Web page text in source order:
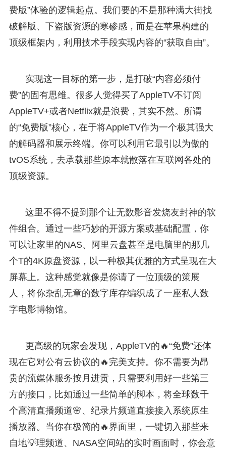
费版”体验的逻辑起点。我们要的不是那种满大街找
破解版、下盗版资源的寒碜感，而是在苹果构建的
顶级框架内，利用技术手段实现内容的“获取自由”。
实现这一目标的第一步，是打破“内容必须付
费”的固有思维。很多人觉得买了AppleTV不订阅
AppleTV+或者Netflix就是浪费，其实不然。所谓
的“免费版”核心，在于将AppleTV作为一个极其强大
的解码器和展示终端。你可以利用它最引以为傲的
tvOS系统，去承载那些原本就散落在互联网各处的
顶级资源。
这里不得不提到那个让无数影音发烧友封神的软
件组合。通过一些巧妙的开源方案或基础配置，你
可以让家里的NAS、阿里云盘甚至是电脑里的那几
个T的4K原盘资源，以一种极其优雅的方式呈现在大
屏幕上。这种感觉就像是你请了一位顶级的策展
人，将你杂乱无章的数字库存编织成了一座私人数
字电影博物馆。
更高级的玩家会发现，AppleTV的🔥“免费”还体
现在它对公有云协议的🔥完美支持。你不需要为昂
贵的流媒体服务按月进贡，只需要利用好一些第三
方的接口，比如通过一些简单的脚本，将全球数千
个高清直播频道🌸、纪录片频道直接接入系统原生
播放器。当你在极简的🔥界面里，一键切入那些来
自地💡理频道、NASA空间站的实时画面时，你会意